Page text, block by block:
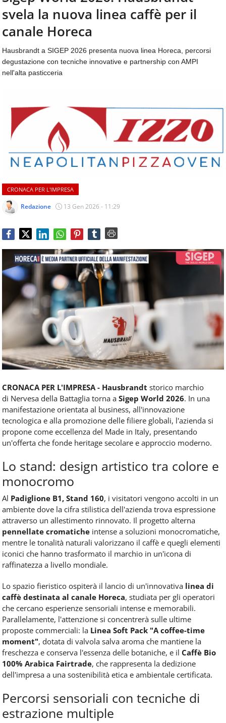
aggiornamenti
quotidiani
temi
come
ospitalità,
ristorazione,
catering
e
articoli
sul
mondo
dei
consumi
fuoricasa,
Food
Service
e
tutte
le
novità
del
comparto
Horeca.
CONTATTI
svela la nuova linea caffè per il
canale Horeca
Hausbrandt a SIGEP 2026 presenta nuova linea Horeca, percorsi
degustazione con tecniche innovative e partnership con AMPI
nell'alta pasticceria
CRONACA PER L'IMPRESA
Redazione 13 Gen 2026 - 11:29
CRONACA PER L'IMPRESA - Hausbrandt storico marchio
di Nervesa della Battaglia torna a Sigep World 2026. In una
manifestazione orientata al business, all'innovazione
tecnologica e alla promozione delle filiere globali, l'azienda si
propone come eccellenza del Made in Italy, presentando
un'offerta che fonde heritage secolare e approccio moderno.
Lo stand: design artistico tra colore e
monocromo
Al Padiglione B1, Stand 160, i visitatori vengono accolti in un
ambiente dove la cifra stilistica dell'azienda trova espressione
attraverso un allestimento rinnovato. Il progetto alterna
pennellate cromatiche intense a soluzioni monocromatiche,
mentre le tonalità naturali valorizzano il caffè e quegli elementi
iconici che hanno trasformato il marchio in un'icona di
raffinatezza a livello mondiale.
Lo spazio fieristico ospiterà il lancio di un'innovativa linea di
caffè destinata al canale Horeca, studiata per gli operatori
che cercano esperienze sensoriali intense e memorabili.
Parallelamente, l'attenzione si concentrerà sulle ultime
proposte commerciali: la Linea Soft Pack "A coffee-time
moment", dotata di valvola salva aroma che mantiene la
freschezza e conserva l'essenza delle botaniche, e il Caffè Bio
100% Arabica Fairtrade, che rappresenta la dedizione
dell'impresa a una sostenibilità etica e ambientale certificata.
Percorsi sensoriali con tecniche di
estrazione multiple